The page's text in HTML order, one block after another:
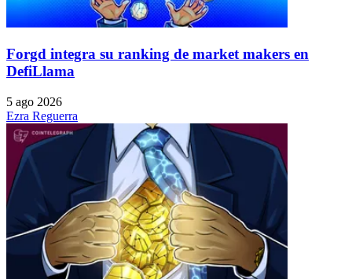
Forgd integra su ranking de market makers en
DefiLlama
5 ago 2026
Ezra Reguerra